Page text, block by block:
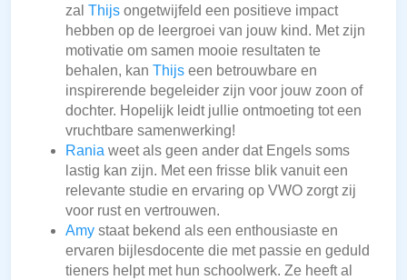
zal Thijs ongetwijfeld een positieve impact
hebben op de leergroei van jouw kind. Met zijn
motivatie om samen mooie resultaten te
behalen, kan Thijs een betrouwbare en
inspirerende begeleider zijn voor jouw zoon of
dochter. Hopelijk leidt jullie ontmoeting tot een
vruchtbare samenwerking!
Rania weet als geen ander dat Engels soms
lastig kan zijn. Met een frisse blik vanuit een
relevante studie en ervaring op VWO zorgt zij
voor rust en vertrouwen.
Amy staat bekend als een enthousiaste en
ervaren bijlesdocente die met passie en geduld
tieners helpt met hun schoolwerk. Ze heeft al